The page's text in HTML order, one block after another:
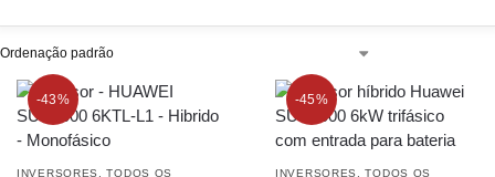
-43%
INVERSORES ,TODOS OS
-45%
INVERSORES ,TODOS OS